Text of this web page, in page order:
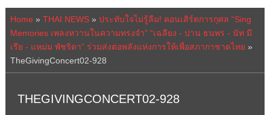
Home » THAI NEWS» ประทับใจไม่รู้ลืม! คอนเสิร์ตการกุศล “Sing
Memories เพลงหวานในความทรงจำ” “เฉลียง - ปาน ธนพร - นัท มี
เรีย - แหม่ม พัชริดา” ร่วมส่งต่อพลังแห่งการให้เพื่อสภากาชาดไทย »
TheGivingConcert02-928
THEGIVINGCONCERT02-928